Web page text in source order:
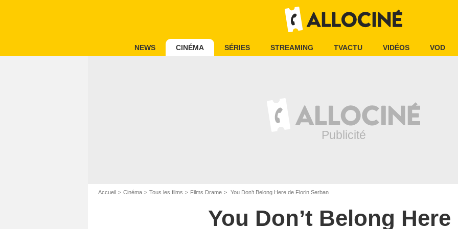
NEWS CINÉMA SÉRIES STREAMING TVACTU VIDÉOS VOD
Accueil Cinéma Tous les films Films Drame You Don’t Belong Here de Florin Serban
You Don’t Belong Here